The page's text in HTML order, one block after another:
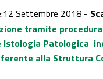
:12 Settembre 2018 -
tramite
Istologia Patologica
alla Struttura